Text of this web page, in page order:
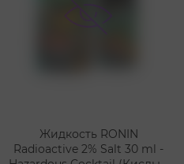
Жидкость RONIN
Radioactive 2% Salt 30 ml -